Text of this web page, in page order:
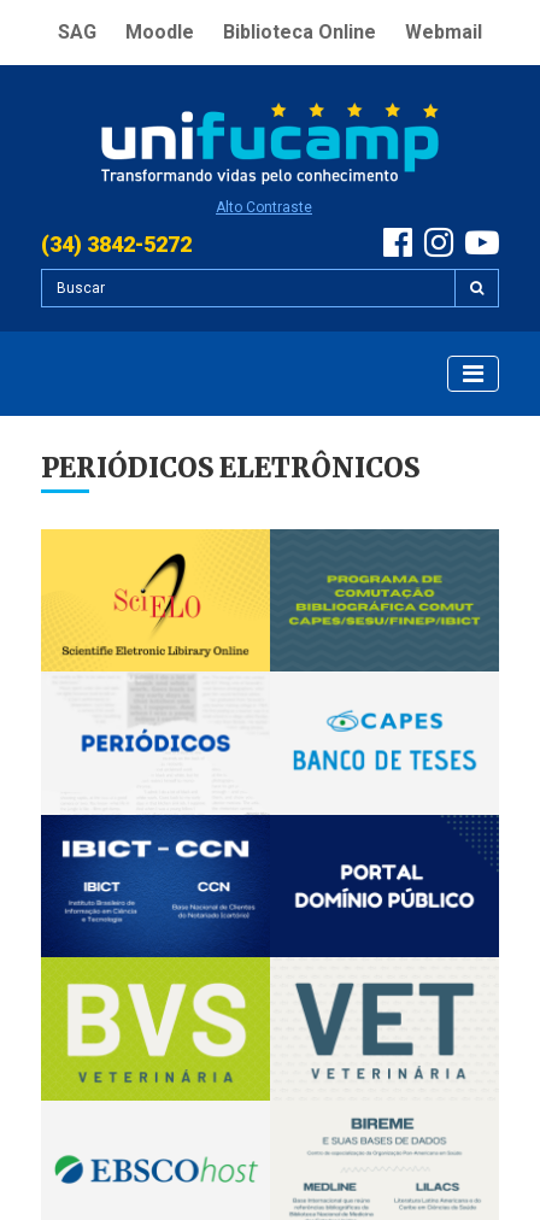
SAG Moodle Biblioteca Online Webmail
Alto Contraste
(34) 3842-5272
PERIÓDICOS ELETRÔNICOS